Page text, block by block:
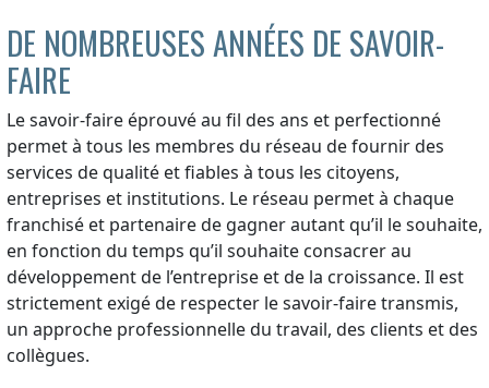
DE NOMBREUSES ANNÉES DE SAVOIR-
FAIRE
Le savoir-faire éprouvé au fil des ans et perfectionné
permet à tous les membres du réseau de fournir des
services de qualité et fiables à tous les citoyens,
entreprises et institutions. Le réseau permet à chaque
franchisé et partenaire de gagner autant qu’il le souhaite,
en fonction du temps qu’il souhaite consacrer au
développement de l’entreprise et de la croissance. Il est
strictement exigé de respecter le savoir-faire transmis,
un approche professionnelle du travail, des clients et des
collègues.